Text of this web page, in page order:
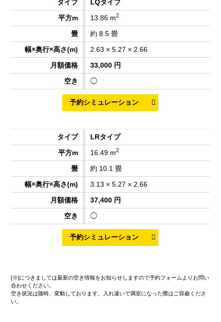
LQタイプ
13.86 m2
約 8.5 畳
2.63 × 5.27 × 2.66
33,000 円
◯
LRタイプ
16.49 m2
約 10.1 畳
3.13 × 5.27 × 2.66
37,400 円
◯
[※]につきましては最新の空き情報をお知らせしますので予約フォームよりお問い
合わせください。
空き状況は随時、変動しております。入れ違いで満室になった際はご容赦くださ
い。